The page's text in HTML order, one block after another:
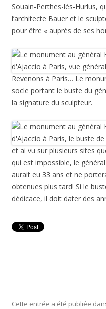
Souain-Perthes-lès-Hurlus,
l’architecte Bauer et le
pour être « auprès de ses
Revenons à Paris… Le
socle portant le buste du
la signature du sculpteur.
et ai vu sur plusieurs sites
qui est impossible, le
aurait eu 33 ans et ne
obtenues plus tard! Si le
dédicace, il doit dater des
Cette entrée a été publiée